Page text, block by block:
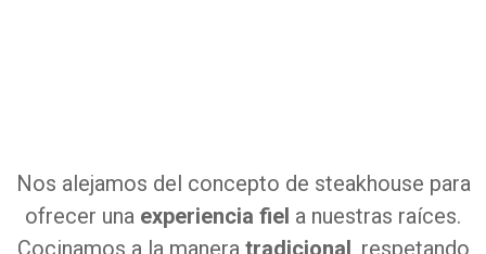
Nos alejamos del concepto de steakhouse para
ofrecer una experiencia fiel a nuestras raíces.
Cocinamos a la manera tradicional, respetando